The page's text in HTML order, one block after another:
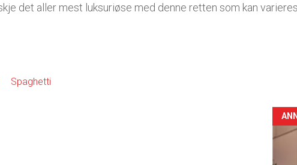
det aller mest luksuriøse med denne retten som kan
Spaghetti